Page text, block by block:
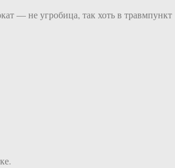
— не угробица, так хоть в травмпункт